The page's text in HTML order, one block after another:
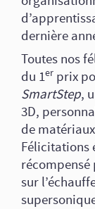
dernière
Toutes nos
du 1er prix
SmartStep,
3D,
de
Félicitations
récompensé
sur